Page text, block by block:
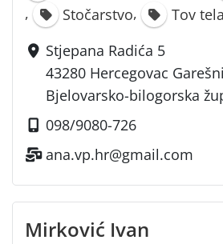
,
Stočarstvo,
Tov
Stjepana Radića 5
43280 Hercegovac
Bjelovarsko-bilogorska
098/9080-726
ana.vp.hr@gmail.com
Mirković Ivan